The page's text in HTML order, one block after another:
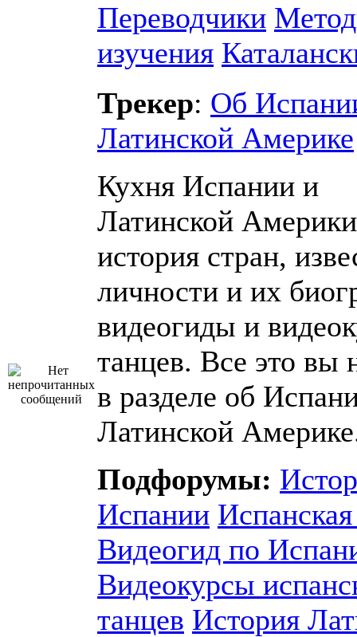
Переводчики
изучения
Трекер: Об
Латинской Америке
Кухня Испании и
Латинской
история стран,
личности и их
видеогиды и
танцев. Все это вы
в разделе об
Латинской
Подфорумы:
Испании
Видеогид по
Видеокурсы
танцев История